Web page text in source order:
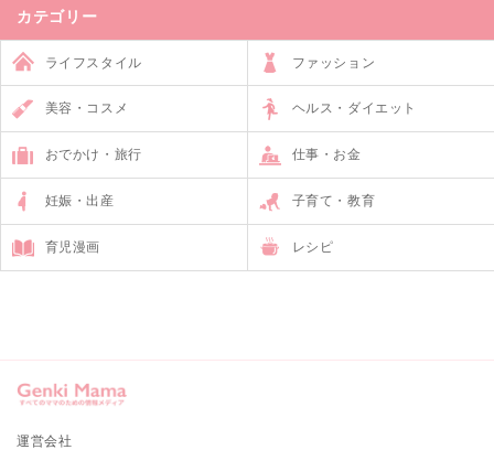
カテゴリー
ライフスタイル ファッション
美容・コスメ ヘルス・ダイエット
おでかけ・旅行 仕事・お金
妊娠・出産 子育て・教育
育児漫画 レシピ
運営会社